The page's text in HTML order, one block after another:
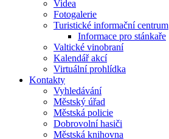
Videa
Fotogalerie
Turistické informační centrum
Informace pro stánkaře
Valtické vinobraní
Kalendář akcí
Virtuální prohlídka
Kontakty
Vyhledávání
Městský úřad
Městská policie
Dobrovolní hasiči
Městská knihovna